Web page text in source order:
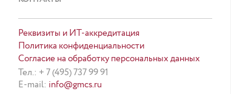
Реквизиты и ИТ-аккредитация
Политика конфиденциальности
Согласие на обработку персональных данных
Тел.: + 7 (495) 737 99 91
E-mail: info@gmcs.ru